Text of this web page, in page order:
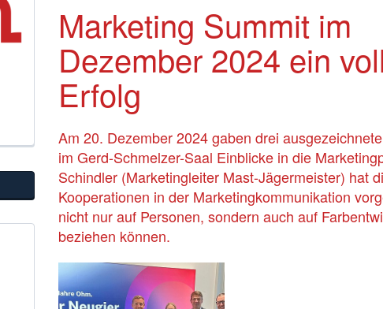
Marketing Summit im
Dezember 2024 ein
Erfolg
Am 20. Dezember 2024 gaben drei
im Gerd-Schmelzer-Saal Einblicke in die
Schindler (Marketingleiter Mast-Jägermeister) hat
Kooperationen in der Marketingkommunikation
nicht nur auf Personen, sondern auch auf
beziehen können.